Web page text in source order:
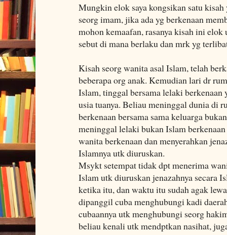
Mungkin elok saya kongsikan satu
seorg imam, jika ada yg berkenaan
mohon kemaafan, rasanya kisah ini
sebut di mana berlaku dan mrk yg
Kisah seorg wanita asal Islam, telah
beberapa org anak. Kemudian lari dr
Islam, tinggal bersama lelaki berkenaan
usia tuanya. Beliau meninggal dunia di
berkenaan bersama sama keluarga
meninggal lelaki bukan Islam
wanita berkenaan dan menyerahkan
Islamnya utk diuruskan.
Msykt setempat tidak dpt menerima
Islam utk diuruskan jenazahnya secara
ketika itu, dan waktu itu sudah agak
dipanggil cuba menghubungi kadi
cubaannya utk menghubungi seorg
beliau kenali utk mendptkan nasihat,